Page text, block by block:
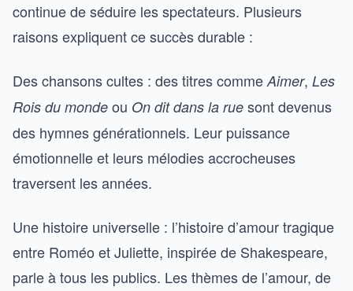
continue de séduire les spectateurs. Plusieurs
raisons expliquent ce succès durable :
Des chansons cultes : des titres comme Aimer, Les
Rois du monde ou On dit dans la rue sont devenus
des hymnes générationnels. Leur puissance
émotionnelle et leurs mélodies accrocheuses
traversent les années.
Une histoire universelle : l’histoire d’amour tragique
entre Roméo et Juliette, inspirée de Shakespeare,
parle à tous les publics. Les thèmes de l’amour, de